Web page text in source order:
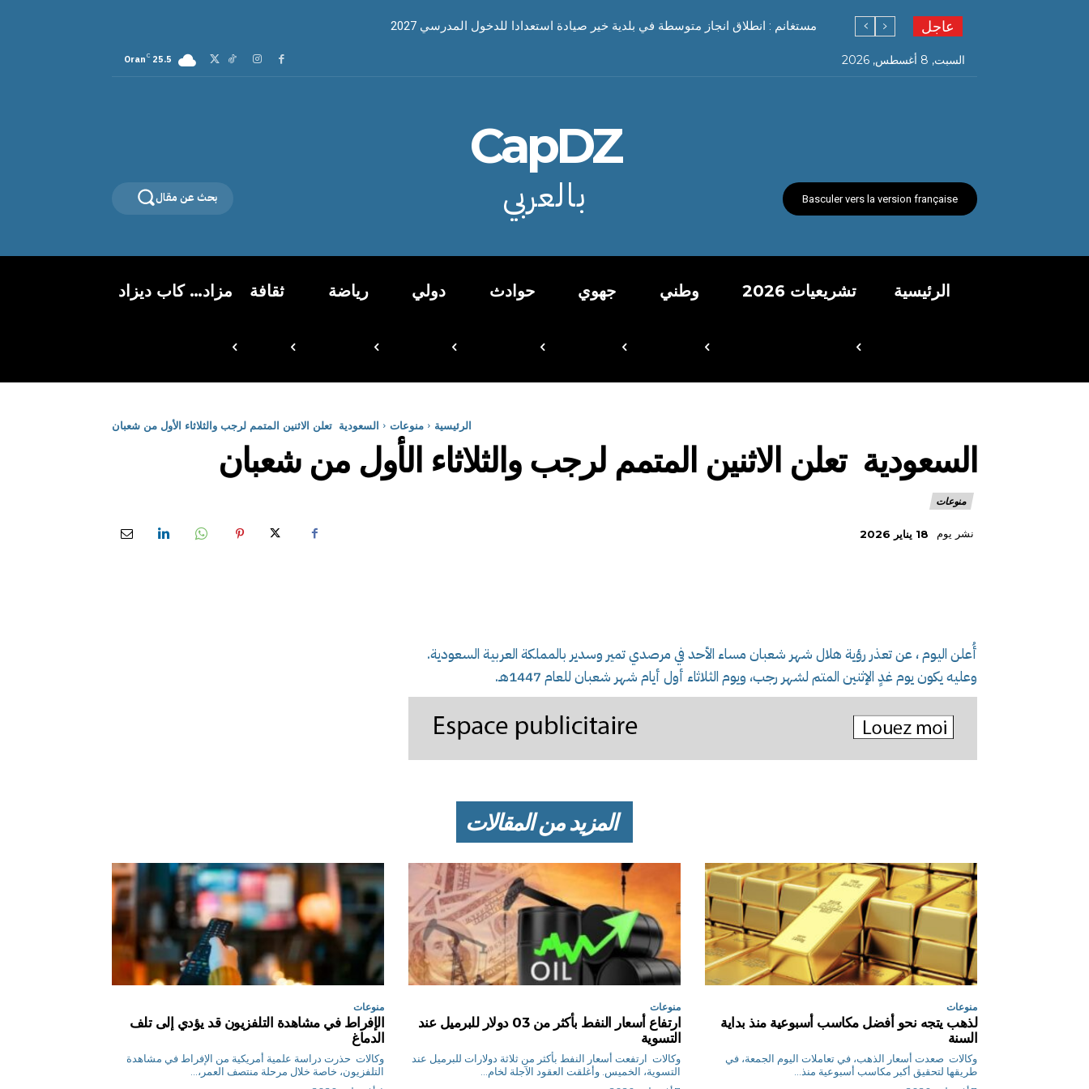
عاجل مستغانم : انطلاق انجاز متوسطة في بلدية خير صيادة استعدادا للدخول المدرسي 2027
السبت, 8 أغسطس, 2026 25.5
C
Oran
Basculer vers la version française
CapDZ
بالعربي بحث عن مقال
الرئيسية تشريعيات 2026 وطني جهوي حوادث دولي رياضة ثقافة مزاد… كاب ديزاد
الرئيسية منوعات السعودية تعلن الاثنين المتمم لرجب والثلاثاء الأول من شعبان
السعودية تعلن الاثنين المتمم لرجب والثلاثاء الأول من شعبان
منوعات
نشر يوم 18 يناير 2026
أُعلن اليوم ، عن تعذر رؤية هلال شهر شعبان مساء الأحد في مرصدي تمير وسدير بالمملكة العربية السعودية.
وعليه يكون يوم غدٍ الإثنين المتم لشهر رجب، ويوم الثلاثاء أول أيام شهر شعبان للعام 1447هـ.
المزيد من المقالات
منوعات
لذهب يتجه نحو أفضل مكاسب أسبوعية منذ بداية
السنة
وكالات صعدت أسعار الذهب، في تعاملات اليوم الجمعة، في
طريقها لتحقيق أكبر مكاسب أسبوعية منذ...
منوعات
ارتفاع أسعار النفط بأكثر من 03 دولار للبرميل عند
التسوية
وكالات ارتفعت أسعار النفط بأكثر من ثلاثة دولارات للبرميل عند
‌التسوية، الخميس. وأغلقت العقود الآجلة لخام...
منوعات
الإفراط في مشاهدة التلفزيون قد يؤدي إلى تلف
الدماغ
وكالات حذرت دراسة علمية أمريكية من الإفراط في مشاهدة
التلفزيون، خاصة خلال مرحلة منتصف العمر،...